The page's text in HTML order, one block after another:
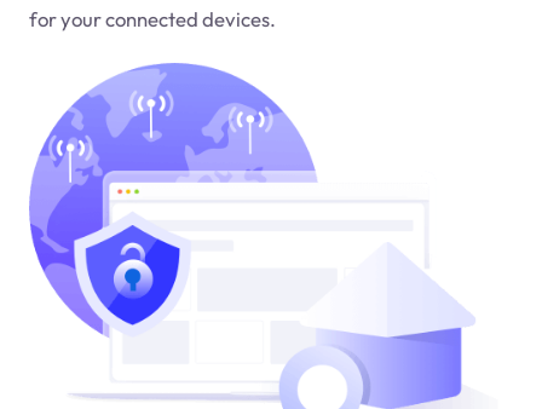
for your connected devices.